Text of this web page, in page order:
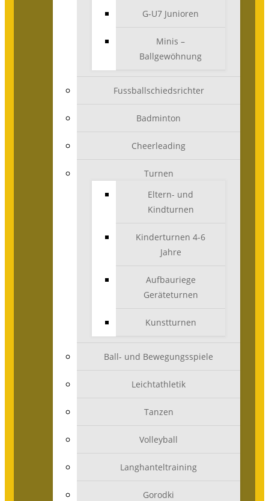
G-U7 Junioren
Minis –
Ballgewöhnung
Fussballschiedsrichter
Badminton
Cheerleading
Turnen
Eltern- und
Kindturnen
Kinderturnen 4-6
Jahre
Aufbauriege
Geräteturnen
Kunstturnen
Ball- und Bewegungsspiele
Leichtathletik
Tanzen
Volleyball
Langhanteltraining
Gorodki